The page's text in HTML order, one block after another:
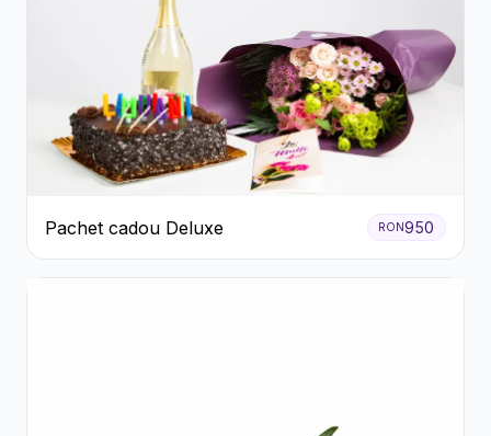
Pachet cadou Deluxe RON950